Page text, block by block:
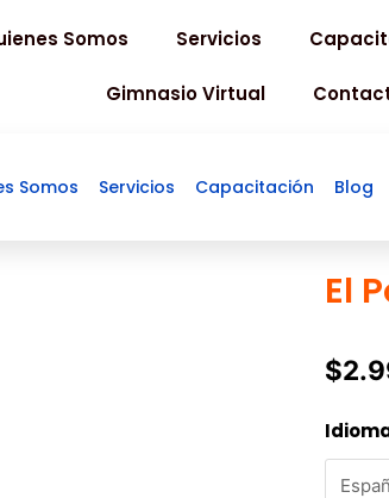
Somos Servicios
Gimnasio Virtual
Somos Servicios Capacitación Blog
El
$
El
Poder
De